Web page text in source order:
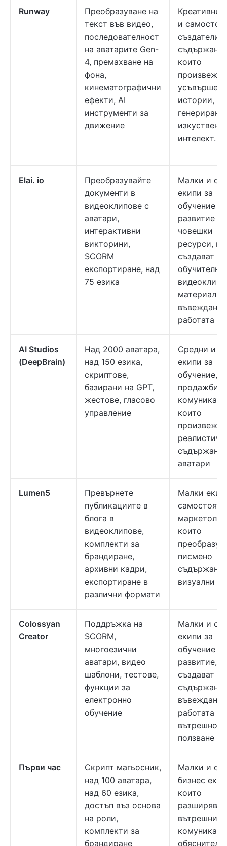
Runway
Преобразуване на
текст във видео,
последователност
на аватарите Gen-
4, премахване на
фона,
кинематографични
ефекти, AI
инструменти за
движение
Креативни
и
създатели
които
истории,
генерирани
изкуствен
интелект.
Elai. io
Преобразувайте
документи в
видеоклипове с
аватари,
интерактивни
викторини,
SCORM
експортиране, над
75 езика
Малки и
екипи за
обучение и
развитие и
човешки
ресурси,
създават
обучителни
материали
въвеждане
работата
AI Studios
(DeepBrain)
Над 2000 аватара,
над 150 езика,
скриптове,
базирани на GPT,
жестове, гласово
управление
Средни и
екипи за
обучение,
продажби и
които
аватари
Lumen5
Превърнете
публикациите в
блога в
видеоклипове,
комплекти за
брандиране,
архивни кадри,
експортиране в
различни формати
Малки
които
писмено
визуални
Colossyan
Creator
Поддръжка на
SCORM,
многоезични
аватари, видео
шаблони, тестове,
функции за
електронно
обучение
Малки и
екипи за
обучение и
развитие,
създават
въвеждане
работата
вътрешно
ползване
Първи час
Скрипт магьосник,
над 100 аватара,
над 60 езика,
достъп въз основа
на роли,
комплекти за
брандиране
Малки и
бизнес
които
разширяват
вътрешните